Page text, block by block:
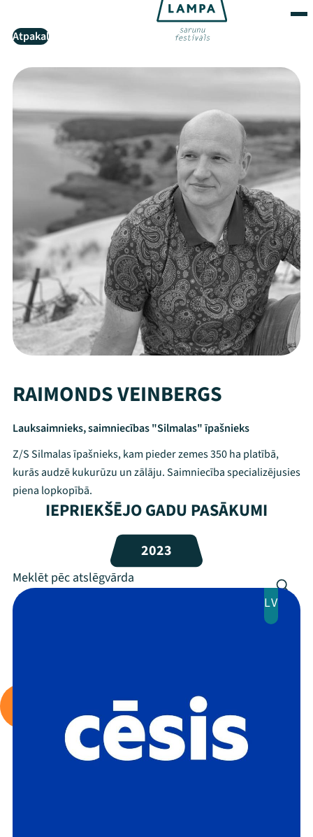
Festivāls
Jaunumi
Ziedo
Veikals
Atpakaļ
RAIMONDS VEINBERGS
Lauksaimnieks, saimniecības "Silmalas" īpašnieks
Z/S Silmalas īpašnieks, kam pieder zemes 350 ha platībā,
kurās audzē kukurūzu un zālāju. Saimniecība specializējusies
piena lopkopībā.
IEPRIEKŠĒJO GADU PASĀKUMI
2023
LV